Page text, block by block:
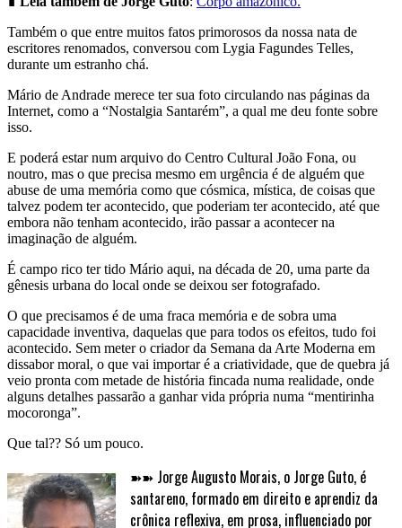
Também o que entre muitos fatos primorosos da nossa nata de
escritores renomados, conversou com Lygia Fagundes Telles,
durante um estranho chá.
Mário de Andrade merece ter sua foto circulando nas páginas da
Internet, como a “Nostalgia Santarém”, a qual me deu fonte sobre
isso.
E poderá estar num arquivo do Centro Cultural João Fona, ou
noutro, mas o que precisa mesmo em urgência é de alguém que
abuse de uma memória como que cósmica, mística, de coisas que
talvez podem ter acontecido, que poderiam ter acontecido, até que
embora não tenham acontecido, irão passar a acontecer na
imaginação de alguém.
É campo rico ter tido Mário aqui, na década de 20, uma parte da
gênesis urbana do local onde se deixou ser fotografado.
O que precisamos é de uma fraca memória e de sobra uma
capacidade inventiva, daquelas que para todos os efeitos, tudo foi
acontecido. Sem meter o criador da Semana da Arte Moderna em
dissabor moral, o que vai importar é a criatividade, que de quebra já
veio pronta com metade de história fincada numa realidade, onde
alguns detalhes passarão a ganhar vida própria numa “mentirinha
mocoronga”.
Que tal?? Só um pouco.
➽➽ Jorge Augusto Morais, o Jorge Guto, é
santareno, formado em direito e aprendiz da
crônica reflexiva, em prosa, influenciado por